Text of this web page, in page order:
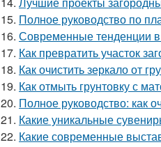
15. Полное руководство по
16. Современные тенденции
17. Как превратить участок
18. Как очистить зеркало от
19. Как отмыть грунтовку с
20. Полное руководство: как
21. Какие уникальные
22. Какие современные